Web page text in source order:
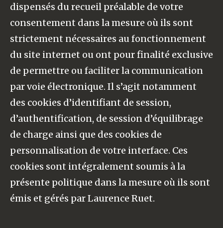
dispensés du recueil préalable de votre
consentement dans la mesure où ils sont
strictement nécessaires au fonctionnement
du site internet ou ont pour finalité exclusive
de permettre ou faciliter la communication
par voie électronique. Il s’agit notamment
des cookies d’identifiant de session,
d’authentification, de session d’équilibrage
de charge ainsi que des cookies de
personnalisation de votre interface. Ces
cookies sont intégralement soumis à la
présente politique dans la mesure où ils sont
émis et gérés par Laurence Ruet.